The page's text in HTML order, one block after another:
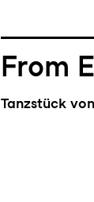
From
Tanzstück